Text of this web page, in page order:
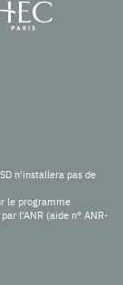
n'installera pas de
le programme
l’ANR (aide n° ANR-